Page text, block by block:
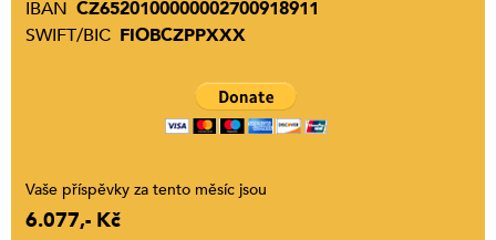
IBAN CZ6520100000002700918911
SWIFT/BIC FIOBCZPPXXX
Vaše příspěvky za tento měsíc jsou
6.077,- Kč